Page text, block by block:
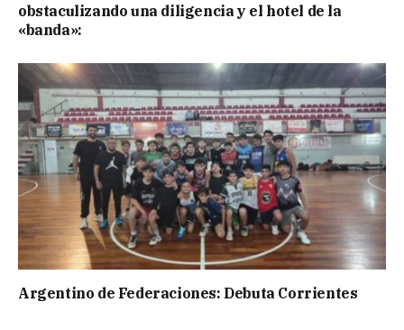
obstaculizando una diligencia y el hotel de la
«banda»:
Argentino de Federaciones: Debuta Corrientes